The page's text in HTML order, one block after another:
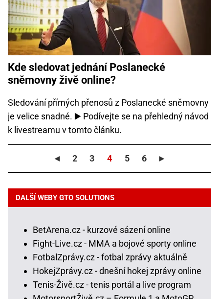
Kde sledovat jednání Poslanecké
sněmovny živě online?
Sledování přímých přenosů z Poslanecké sněmovny
je velice snadné. ▶️ Podívejte se na přehledný návod
k livestreamu v tomto článku.
◄ 2 3 4 5 6 ►
DALŠÍ WEBY GTO SOLUTIONS
BetArena.cz - kurzové sázení online
Fight-Live.cz - MMA a bojové sporty online
FotbalZprávy.cz - fotbal zprávy aktuálně
HokejZprávy.cz - dnešní hokej zprávy online
Tenis-Živě.cz - tenis portál a live program